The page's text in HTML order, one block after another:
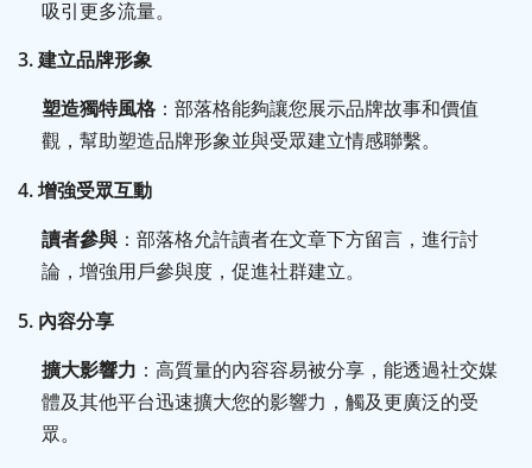
吸引更多流量。
3.建立品牌形象
塑造獨特風格 ：部落格能夠讓您展示品牌故事和價值
觀，幫助塑造品牌形象並與受眾建立情感聯繫。
4.增強受眾互動
讀者參與 ：部落格允許讀者在文章下方留言，進行討
論，增強用戶參與度，促進社群建立。
5. 內容分享
擴大影響力 ：高質量的內容容易被分享，能透過社交媒
體及其他平台迅速擴大您的影響力，觸及更廣泛的受
眾。